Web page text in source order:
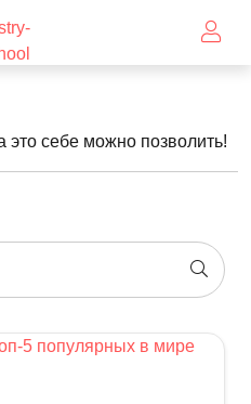
это себе можно позволить!